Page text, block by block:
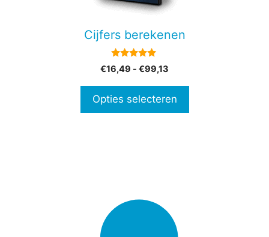
Cijfers berekenen
5.00
van 5
€16,49 - €99,13
€99,13
Opties selecteren
productpagina